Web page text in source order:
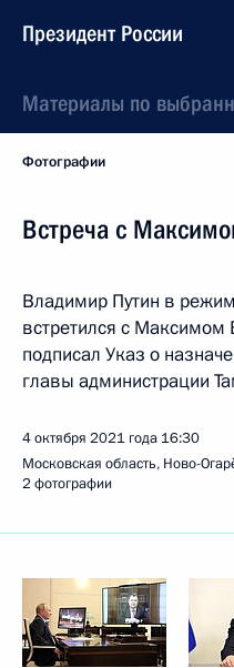
Президент России
Материалы по
Фотографии
Встреча с
Владимир Путин в
встретился с
подписал Указ о
главы администрации
4 октября 2021 года 16:30
Московская область, Ново-
2 фотографии